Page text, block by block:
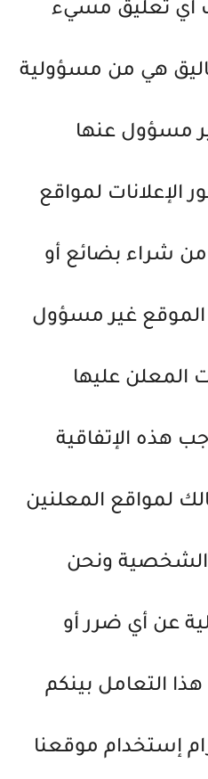
هي من مسؤولية
مسؤول عنها
من شراء بضائع أو
غير مسؤول
المعلن عليها
هذه الإتفاقية
لمواقع المعلنين
ونحن
عن أي ضرر أو
التعامل بينكم